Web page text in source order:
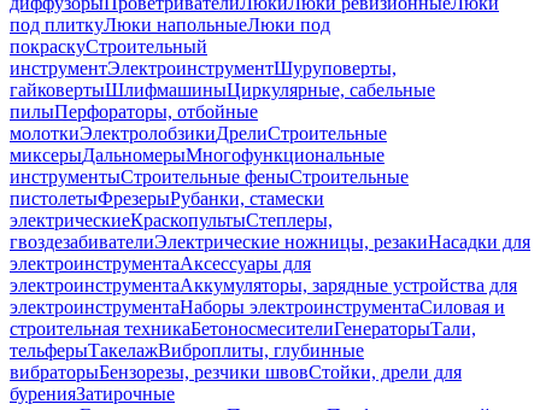
под плиткуЛюки напольныеЛюки под
покраскуСтроительный
инструментЭлектроинструментШуруповерты,
гайковертыШлифмашиныЦиркулярные, сабельные
пилыПерфораторы, отбойные
молоткиЭлектролобзикиДрелиСтроительные
миксерыДальномерыМногофункциональные
инструментыСтроительные феныСтроительные
пистолетыФрезерыРубанки, стамески
электрическиеКраскопультыСтеплеры,
гвоздезабивателиЭлектрические ножницы, резакиНасадки для
электроинструментаАксессуары для
электроинструментаАккумуляторы, зарядные устройства для
электроинструментаНаборы электроинструментаСиловая и
строительная техникаБетоносмесителиГенераторыТали,
тельферыТакелажВиброплиты, глубинные
вибраторыБензорезы, резчики швовСтойки, дрели для
буренияЗатирочные